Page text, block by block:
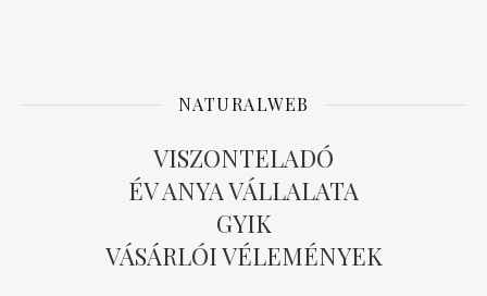
NATURALWEB
VISZONTELADÓ
ÉV ANYA VÁLLALATA
GYIK
VÁSÁRLÓI VÉLEMÉNYEK